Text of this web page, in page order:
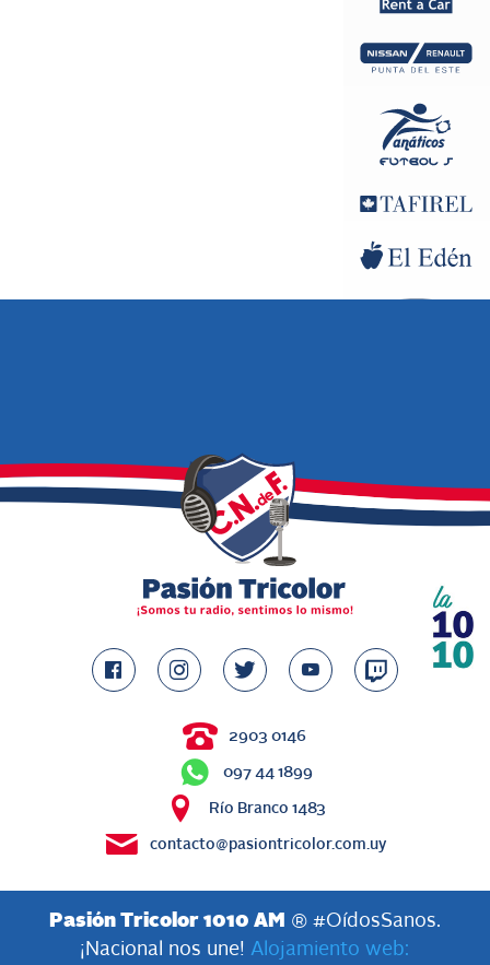
2903 0146
097 44 1899
Río Branco 1483
contacto@pasiontricolor.com.uy
Pasión Tricolor 1010 AM
® #OídosSanos.
¡Nacional nos une! Alojamiento web: